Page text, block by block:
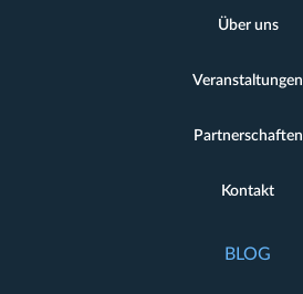
Über uns
Veranstaltungen
Partnerschaften
Kontakt
BLOG